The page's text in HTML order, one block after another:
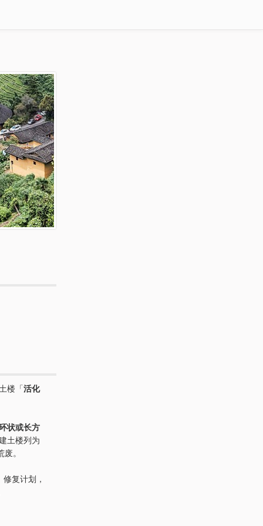
楼「活化
状或长方
土楼列为
。
修复计划，